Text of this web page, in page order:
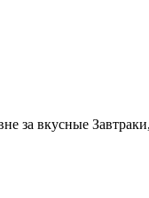
за вкусные